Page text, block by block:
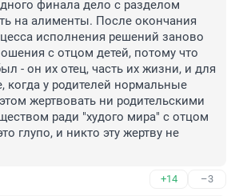
финала дело с разделом
на алименты. После окончания
исполнения решений заново
с отцом детей, потому что
- он их отец, часть их жизни, и для
когда у родителей нормальные
жертвовать ни родительскими
ради "худого мира" с отцом
глупо, и никто эту жертву не
+14 –3